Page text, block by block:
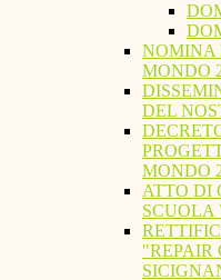
NOMINA
MONDO
DEL
MONDO
ATTO DI
"REPAIR